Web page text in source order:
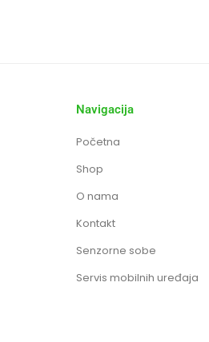
Navigacija
Početna
Shop
O nama
Kontakt
Senzorne sobe
Servis mobilnih uređaja